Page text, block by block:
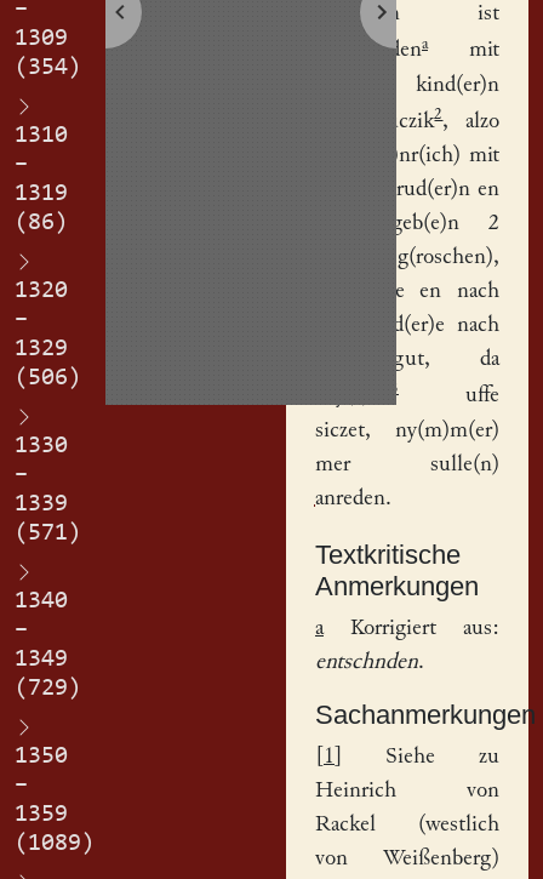
–
1309
(354)
1310
–
1319
(86)
1320
–
1329
(506)
1330
–
1339
(571)
1340
–
1349
(729)
1350
–
1359
(1089)
brud(er)n ist
entscheidenamit
kind(er)n
vom Duczik2, alzo
daz H(ei)nr(ich) mit
sine(n) brud(er)n en
hat gegeb(e)n 2
(schock) g(roschen),
un(d) sie en nach
sine brud(er)e nach
daz gut, da
3uffe
siczet, ny(m)m(er)
mer sulle(n)
anreden.
Textkritische
Anmerkungen
aKorrigiert aus:
entschnden.
Sachanmerkungen
1
] Siehe zu
Heinrich von
Rackel (westlich
von Weißenberg)